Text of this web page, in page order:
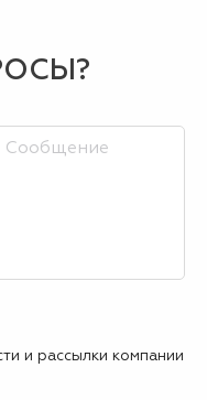
и рассылки компании